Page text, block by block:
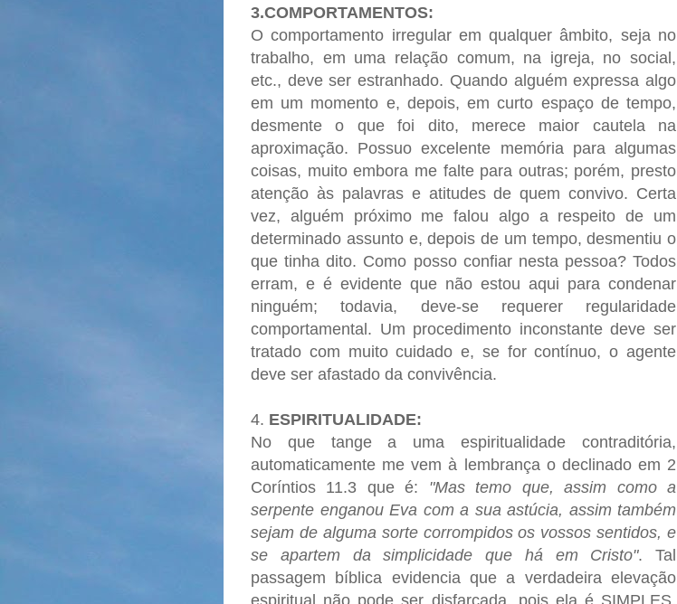
3.COMPORTAMENTOS:
O comportamento irregular em qualquer âmbito, seja no
trabalho, em uma relação comum, na igreja, no social,
etc., deve ser estranhado. Quando alguém expressa algo
em um momento e, depois, em curto espaço de tempo,
desmente o que foi dito, merece maior cautela na
aproximação. Possuo excelente memória para algumas
coisas, muito embora me falte para outras; porém, presto
atenção às palavras e atitudes de quem convivo. Certa
vez, alguém próximo me falou algo a respeito de um
determinado assunto e, depois de um tempo, desmentiu o
que tinha dito. Como posso confiar nesta pessoa? Todos
erram, e é evidente que não estou aqui para condenar
ninguém; todavia, deve-se requerer regularidade
comportamental. Um procedimento inconstante deve ser
tratado com muito cuidado e, se for contínuo, o agente
deve ser afastado da convivência.
4. ESPIRITUALIDADE:
No que tange a uma espiritualidade contraditória,
automaticamente me vem à lembrança o declinado em 2
Coríntios 11.3 que é: "Mas temo que, assim como a
serpente enganou Eva com a sua astúcia, assim também
sejam de alguma sorte corrompidos os vossos sentidos, e
se apartem da simplicidade que há em Cristo". Tal
passagem bíblica evidencia que a verdadeira elevação
espiritual não pode ser disfarçada, pois ela é SIMPLES,